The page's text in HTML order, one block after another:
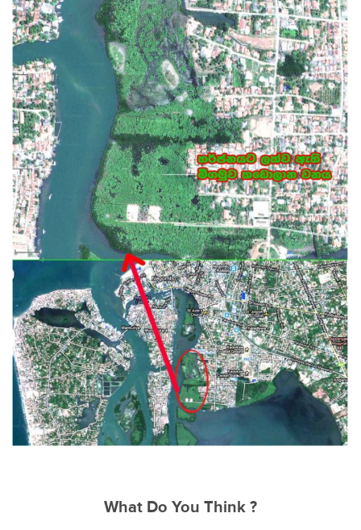
What Do You Think ?